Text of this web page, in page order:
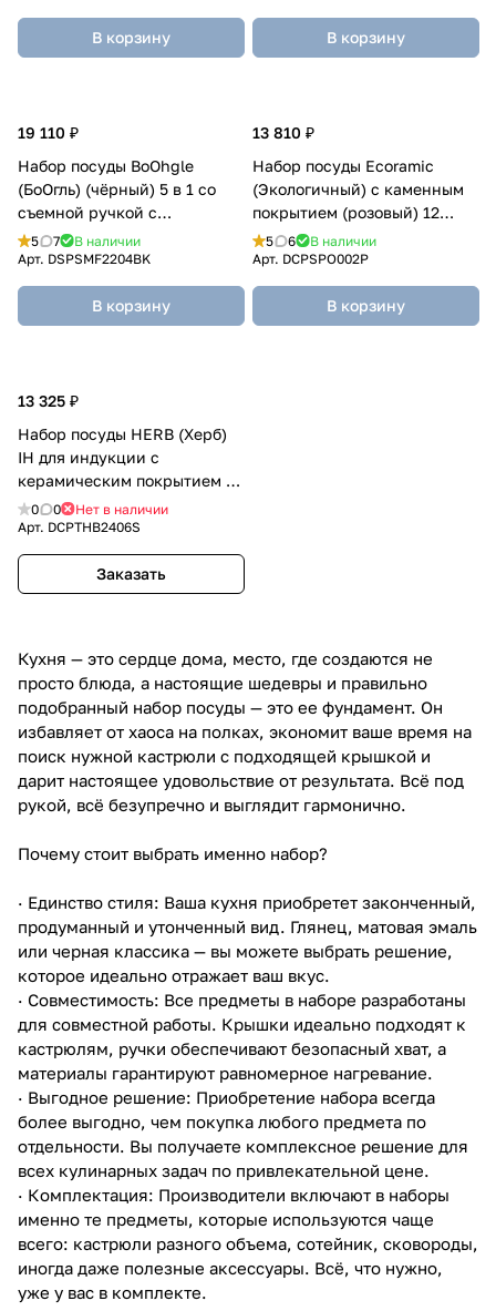
В корзину В корзину
19 110 ₽
Набор посуды BoOhgle
(БоОгль) (чёрный) 5 в 1 со
съемной ручкой c
керамическим покрытием
5 7
В наличии
Арт. DSPSMF2204BK
В корзину
13 810 ₽
Набор посуды Ecoramic
(Экологичный) с каменным
покрытием (розовый) 12
предметов
5 6
В наличии
Арт. DCPSPO002P
В корзину
13 325 ₽
Набор посуды HERB (Херб)
IH для индукции с
керамическим покрытием 8
предметов
0 0
Нет в наличии
Арт. DCPTHB2406S
Заказать
Кухня — это сердце дома, место, где создаются не
просто блюда, а настоящие шедевры и правильно
подобранный набор посуды — это ее фундамент. Он
избавляет от хаоса на полках, экономит ваше время на
поиск нужной кастрюли с подходящей крышкой и
дарит настоящее удовольствие от результата. Всё под
рукой, всё безупречно и выглядит гармонично.
Почему стоит выбрать именно набор?
· Единство стиля: Ваша кухня приобретет законченный,
продуманный и утонченный вид. Глянец, матовая эмаль
или черная классика — вы можете выбрать решение,
которое идеально отражает ваш вкус.
· Совместимость: Все предметы в наборе разработаны
для совместной работы. Крышки идеально подходят к
кастрюлям, ручки обеспечивают безопасный хват, а
материалы гарантируют равномерное нагревание.
· Выгодное решение: Приобретение набора всегда
более выгодно, чем покупка любого предмета по
отдельности. Вы получаете комплексное решение для
всех кулинарных задач по привлекательной цене.
· Комплектация: Производители включают в наборы
именно те предметы, которые используются чаще
всего: кастрюли разного объема, сотейник, сковороды,
иногда даже полезные аксессуары. Всё, что нужно,
уже у вас в комплекте.